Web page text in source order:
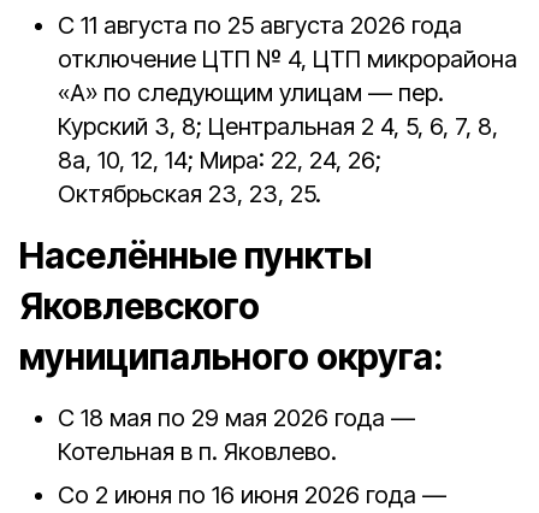
С 11 августа по 25 августа 2026 года
отключение ЦТП № 4, ЦТП микрорайона
«А» по следующим улицам — пер.
Курский 3, 8; Центральная 2 4, 5, 6, 7, 8,
8а, 10, 12, 14; Мира: 22, 24, 26;
Октябрьская 23, 23, 25.
Населённые пункты
Яковлевского
муниципального округа:
С 18 мая по 29 мая 2026 года —
Котельная в п. Яковлево.
Со 2 июня по 16 июня 2026 года —